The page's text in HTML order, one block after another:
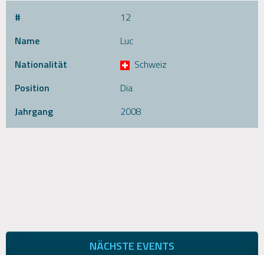
#
12
Name
Luc
Nationalität
Schweiz
Position
Dia
Jahrgang
2008
NÄCHSTE EVENTS